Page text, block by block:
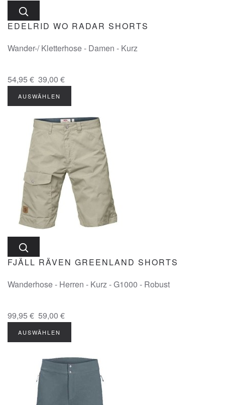
EDELRID WO RADAR SHORTS
Wander-/ Kletterhose - Damen - Kurz
54,95 € 39,00 €
AUSWÄHLEN
FJÄLL RÄVEN GREENLAND SHORTS
Wanderhose - Herren - Kurz - G1000 - Robust
99,95 € 59,00 €
AUSWÄHLEN